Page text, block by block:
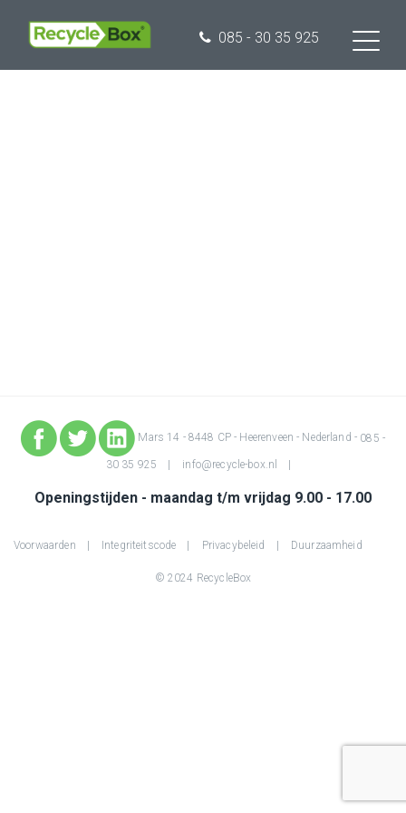
085 - 30 35 925
Mars 14 - 8448 CP - Heerenveen - Nederland - 085 -
30 35 925 info@recycle-box.nl
Openingstijden - maandag t/m vrijdag 9.00 - 17.00
Voorwaarden Integriteitscode Privacybeleid Duurzaamheid
© 2024 RecycleBox